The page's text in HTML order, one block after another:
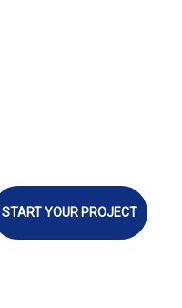
START YOUR PROJECT